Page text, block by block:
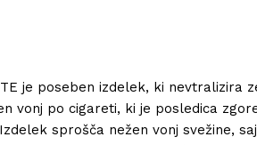
je poseben izdelek, ki nevtralizira
vonj po cigareti, ki je posledica
sprošča nežen vonj svežine,